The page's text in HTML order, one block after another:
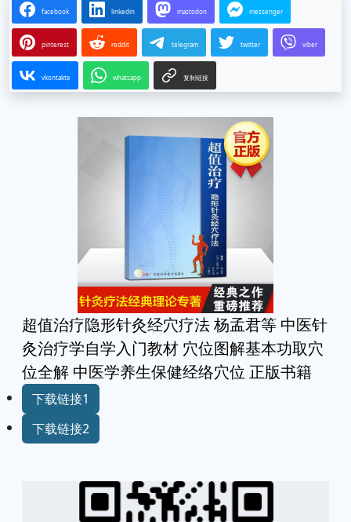
facebook linkedin mastodon messenger
pinterest reddit telegram twitter viber
vkontakte whatsapp 复制链接
超值治疗隐形针灸经穴疗法 杨孟君等 中医针
灸治疗学自学入门教材 穴位图解基本功取穴
位全解 中医学养生保健经络穴位 正版书籍
下载链接1
下载链接2